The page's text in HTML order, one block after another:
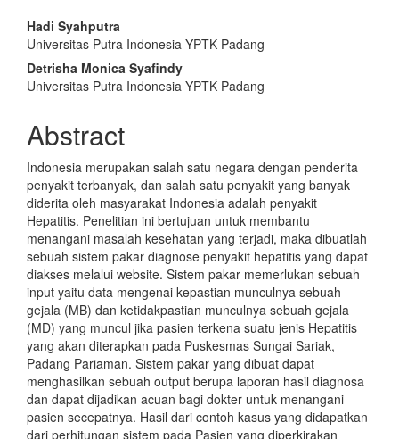
Main
Article
Content
Hadi Syahputra
Universitas Putra Indonesia YPTK Padang
Detrisha Monica Syafindy
Universitas Putra Indonesia YPTK Padang
Abstract
Indonesia merupakan salah satu negara dengan penderita
penyakit terbanyak, dan salah satu penyakit yang banyak
diderita oleh masyarakat Indonesia adalah penyakit
Hepatitis. Penelitian ini bertujuan untuk membantu
menangani masalah kesehatan yang terjadi, maka dibuatlah
sebuah sistem pakar diagnose penyakit hepatitis yang dapat
diakses melalui website. Sistem pakar memerlukan sebuah
input yaitu data mengenai kepastian munculnya sebuah
gejala (MB) dan ketidakpastian munculnya sebuah gejala
(MD) yang muncul jika pasien terkena suatu jenis Hepatitis
yang akan diterapkan pada Puskesmas Sungai Sariak,
Padang Pariaman. Sistem pakar yang dibuat dapat
menghasilkan sebuah output berupa laporan hasil diagnosa
dan dapat dijadikan acuan bagi dokter untuk menangani
pasien secepatnya. Hasil dari contoh kasus yang didapatkan
dari perhitungan sistem pada Pasien yang diperkirakan